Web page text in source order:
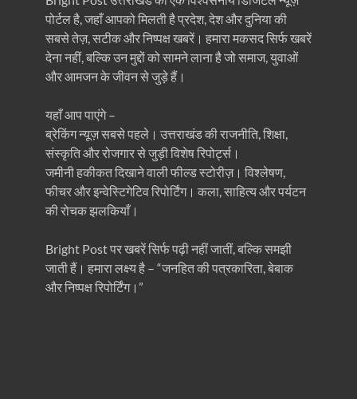
पोर्टल है, जहाँ आपको मिलती है प्रदेश, देश और दुनिया की
सबसे तेज़, सटीक और निष्पक्ष खबरें। हमारा मकसद सिर्फ खबरें
देना नहीं, बल्कि उन मुद्दों को सामने लाना है जो समाज, युवाओं
और आमजन के जीवन से जुड़े हैं।
यहाँ आप पाएंगे –
ब्रेकिंग न्यूज़ सबसे पहले। उत्तराखंड की राजनीति, शिक्षा,
संस्कृति और रोजगार से जुड़ी विशेष रिपोर्ट्स।
जमीनी हकीकत दिखाने वाली फील्ड स्टोरीज़। विश्लेषण,
फीचर और इन्वेस्टिगेटिव रिपोर्टिंग। कला, साहित्य और पर्यटन
की रोचक झलकियाँ।
Bright Post पर खबरें सिर्फ पढ़ी नहीं जातीं, बल्कि समझी
जाती हैं। हमारा लक्ष्य है – “जनहित की पत्रकारिता, बेबाक
और निष्पक्ष रिपोर्टिंग।”